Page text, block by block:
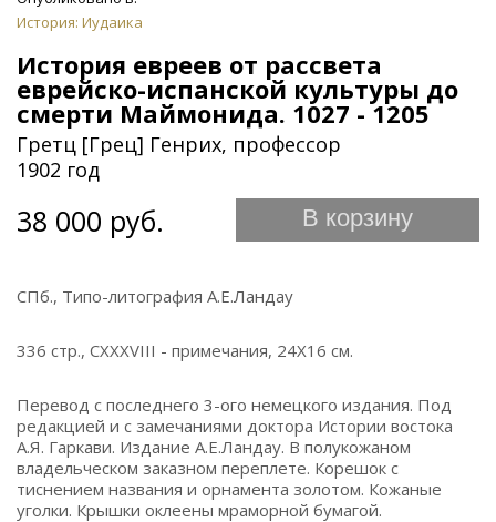
История: Иудаика
История евреев от рассвета
еврейско-испанской культуры до
смерти Маймонида. 1027 - 1205
Гретц [Грец] Генрих, профессор
1902 год
38 000 руб. В корзину
СПб., Типо-литография А.Е.Ландау
336 стр., CXXXVIII - примечания, 24Х16 см.
Перевод с последнего 3-ого немецкого издания. Под
редакцией и с замечаниями доктора Истории востока
А.Я. Гаркави. Издание А.Е.Ландау. В полукожаном
владельческом заказном переплете. Корешок с
тиснением названия и орнамента золотом. Кожаные
уголки. Крышки оклеены мраморной бумагой.